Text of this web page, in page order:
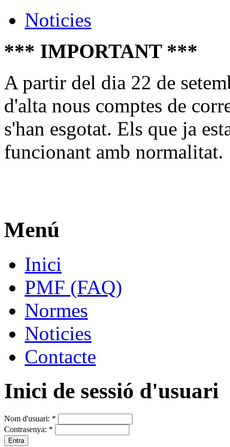
Noticies
*** IMPORTANT ***
A partir del dia 22 de
d'alta nous comptes de
s'han esgotat. Els que ja
funcionant amb normalitat.
Menú
Inici
PMF (FAQ)
Normes
Noticies
Contacte
Inici de sessió d'usuari
Nom d'usuari: *
Contrasenya: *